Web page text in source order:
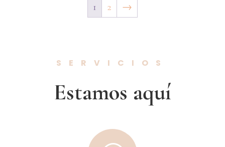
1 2 →
SERVICIOS
Estamos aquí